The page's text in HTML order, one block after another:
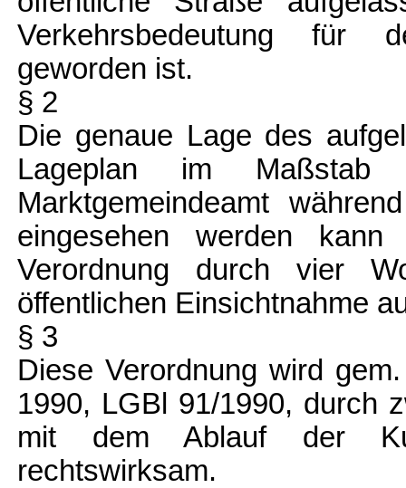
Verkehrsbedeutung für
geworden ist.
§ 2
Die genaue Lage des
Lageplan im
Marktgemeindeamt
eingesehen werden
Verordnung durch vier
öffentlichen Einsichtnahme
§ 3
Diese Verordnung wird
1990, LGBl 91/1990, durch
mit dem Ablauf der
rechtswirksam.